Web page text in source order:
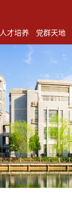
人才培养 党群天地